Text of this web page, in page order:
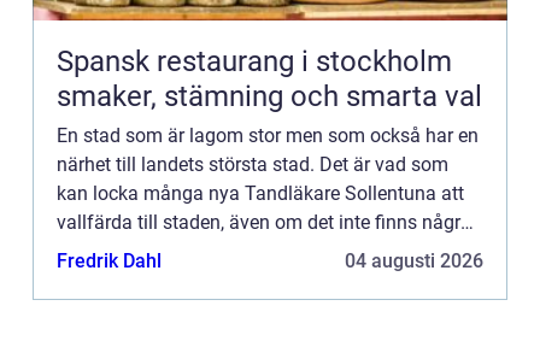
Spansk restaurang i stockholm
smaker, stämning och smarta val
En stad som är lagom stor men som också har en
närhet till landets största stad. Det är vad som
kan locka många nya Tandläkare Sollentuna att
vallfärda till staden, även om det inte finns några
som helst band i förväg. Men så är livet för en
Fredrik Dahl 04 augusti 2026